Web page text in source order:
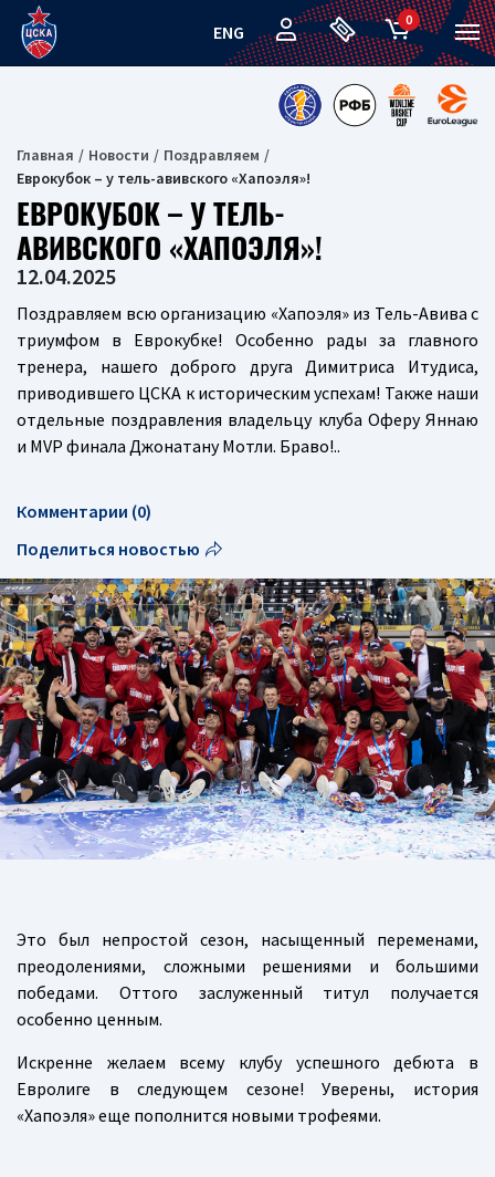
ENG
0
Главная Новости
Поздравляем
Еврокубок – у тель-авивского «Хапоэля»!
ЕВРОКУБОК – У ТЕЛЬ-
АВИВСКОГО «ХАПОЭЛЯ»!
12.04.2025
Поздравляем всю организацию «Хапоэля» из Тель-Авива с
триумфом в Еврокубке! Особенно рады за главного
тренера, нашего доброго друга Димитриса Итудиса,
приводившего ЦСКА к историческим успехам! Также наши
отдельные поздравления владельцу клуба Оферу Яннаю
и MVP финала Джонатану Мотли. Браво!..
Комментарии (0)
Поделиться новостью
Это был непростой сезон, насыщенный переменами,
преодолениями, сложными решениями и большими
победами. Оттого заслуженный титул получается
особенно ценным.
Искренне желаем всему клубу успешного дебюта в
Евролиге в следующем сезоне! Уверены, история
«Хапоэля» еще пополнится новыми трофеями.